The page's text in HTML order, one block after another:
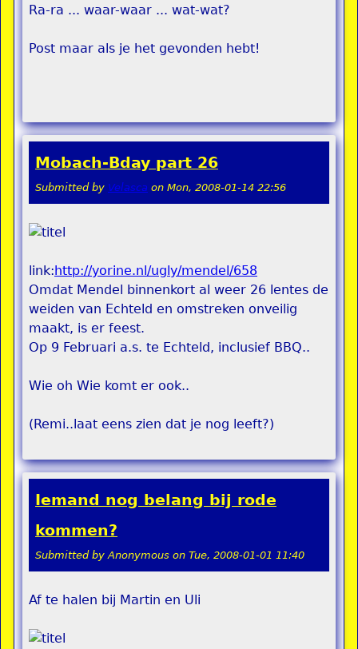
Ra-ra ... waar-waar ... wat-wat?
Post maar als je het gevonden hebt!
Mobach-Bday part 26
Submitted by Velasca on Mon, 2008-01-14 22:56
link:http://yorine.nl/ugly/mendel/658
Omdat Mendel binnenkort al weer 26 lentes de
weiden van Echteld en omstreken onveilig
maakt, is er feest.
Op 9 Februari a.s. te Echteld, inclusief BBQ..
Wie oh Wie komt er ook..
(Remi..laat eens zien dat je nog leeft?)
Iemand nog belang bij rode
kommen?
Submitted byAnonymous on Tue, 2008-01-01 11:40
Af te halen bij Martin en Uli